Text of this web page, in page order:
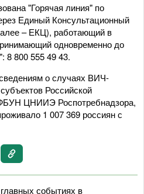
"Горячая линия" по
Единый Консультационный
– ЕКЦ), работающий в
одновременно до
8 800 555 49 43.
о случаях ВИЧ-
Российской
ЦНИИЭ Роспотребнадзора,
1 007 369 россиян с
событиях в